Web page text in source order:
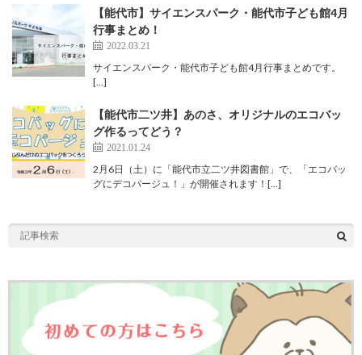
【能代市】サイエンスパーク・能代市子ども館4月
行事まとめ！
2022.03.21
サイエンスパーク・能代市子ども館4月行事まとめです。
[…]
【能代市二ツ井】あのさ、オリジナルのエコバッ
グ作るってどう？
2021.01.24
2月6日（土）に「能代市立二ツ井図書館」で、「エコバッ
グにデコパージュ！」が開催されます！[…]